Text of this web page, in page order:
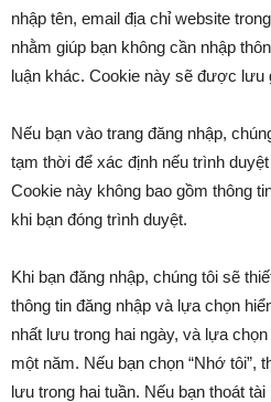
nhập tên, email địa chỉ website
nhằm giúp bạn không cần nhập
luận khác. Cookie này sẽ được lưu
Nếu bạn vào trang đăng nhập,
tạm thời để xác định nếu trình
Cookie này không bao gồm thông
khi bạn đóng trình duyệt.
Khi bạn đăng nhập, chúng tôi sẽ
thông tin đăng nhập và lựa chọn
nhất lưu trong hai ngày, và lựa
một năm. Nếu bạn chọn “Nhớ tôi”,
lưu trong hai tuần. Nếu bạn thoát